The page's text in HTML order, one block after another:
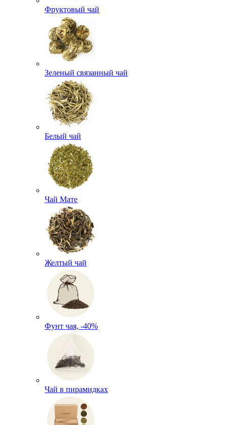
Фруктовый чай
Зеленый связанный чай
Белый чай
Чай Мате
Желтый чай
Фунт чая, -40%
Чай в пирамидках